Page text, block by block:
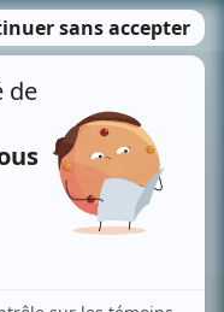
MENU
Recherche avancée »